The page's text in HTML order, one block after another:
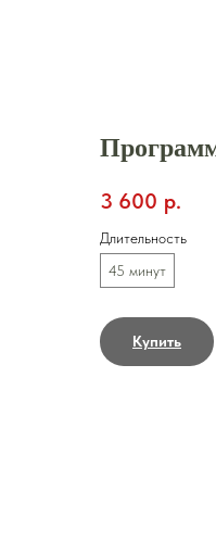
3 600 р.
Длительность
45 минут
Купить